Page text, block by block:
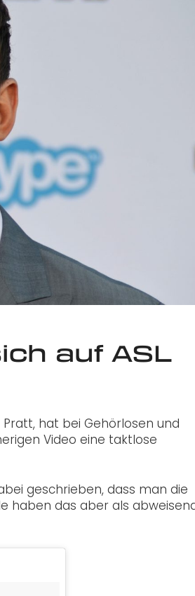
auf ASL
Pratt, hat bei Gehörlosen und
Video eine taktlose
geschrieben, dass man die
haben das aber als